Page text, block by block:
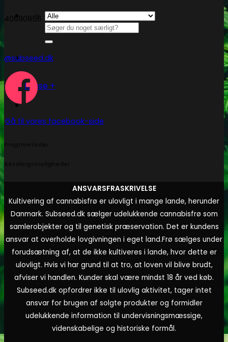
Søg
efter:
Kasse +
40690956
@subseed.dk
Gå til vores facebook-side
ANSVARSFRASKRIVELSE
Kultivering af cannabisfrø er ulovligt i mange lande, herunder
Danmark. Subseed.dk sælger udelukkende cannabisfrø som
samlerobjekter og til genetisk præservation. Det er kundens
ansvar at overholde lovgivningen i eget land.Frø sælges under
forudsætning af, at de ikke kultiveres i lande, hvor dette er
ulovligt. Hvis vi har grund til at tro, at loven vil blive brudt,
afviser vi handlen. Kunder skal være mindst 18 år ved køb.
Subseed.dk opfordrer ikke til ulovlig aktivitet, tager intet
ansvar for brugen af solgte produkter og formidler
udelukkende information til undervisningsmæssige,
videnskabelige og historiske formål.